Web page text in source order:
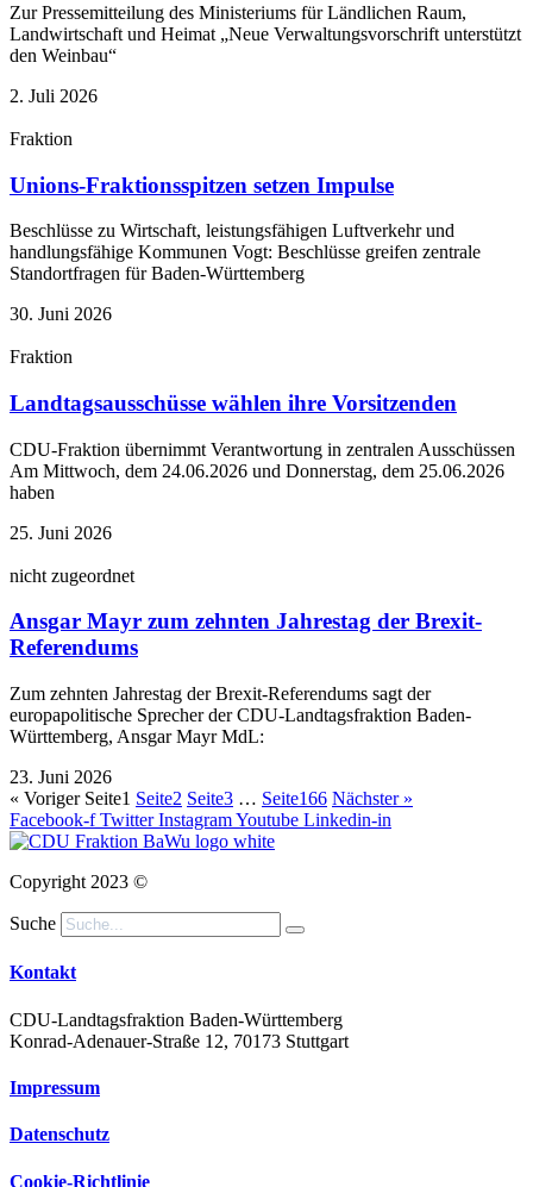
Zur Pressemitteilung des Ministeriums für Ländlichen Raum,
Landwirtschaft und Heimat „Neue Verwaltungsvorschrift unterstützt
den Weinbau“
2. Juli 2026
Fraktion
Unions-Fraktionsspitzen setzen Impulse
Beschlüsse zu Wirtschaft, leistungsfähigen Luftverkehr und
handlungsfähige Kommunen Vogt: Beschlüsse greifen zentrale
Standortfragen für Baden-Württemberg
30. Juni 2026
Fraktion
Landtagsausschüsse wählen ihre Vorsitzenden
CDU-Fraktion übernimmt Verantwortung in zentralen Ausschüssen
Am Mittwoch, dem 24.06.2026 und Donnerstag, dem 25.06.2026
haben
25. Juni 2026
nicht zugeordnet
Ansgar Mayr zum zehnten Jahrestag der Brexit-
Referendums
Zum zehnten Jahrestag der Brexit-Referendums sagt der
europapolitische Sprecher der CDU-Landtagsfraktion Baden-
Württemberg, Ansgar Mayr MdL:
23. Juni 2026
« Voriger Seite1 Seite2 Seite3 … Seite166 Nächster »
Facebook-f Twitter InstagramYoutube Linkedin-in
Copyright 2023 ©
Suche
Kontakt
CDU-Landtagsfraktion Baden-Württemberg
Konrad-Adenauer-Straße 12, 70173 Stuttgart
Impressum
Datenschutz
Cookie-Richtlinie